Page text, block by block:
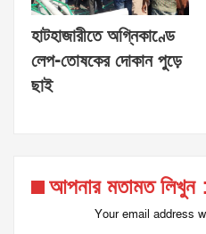
হাটহাজারীতে অগ্নিকাণ্ডে
লেপ-তোষকের দোকান পুড়ে
ছাই
আপনার মতামত লিখুন
Your email address